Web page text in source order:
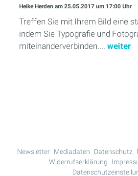
Heike Herden am 25.05.2017 um 17:00 Uhr
Treffen Sie mit Ihrem Bild eine
indem Sie Typografie und
miteinanderverbinden.... weiter
Newsletter Mediadaten Datenschutz
Widerrufserklärung